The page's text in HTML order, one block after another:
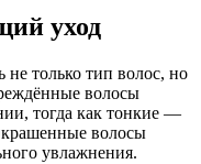
уход
только тип волос, но
волосы
тогда как тонкие —
волосы
увлажнения.